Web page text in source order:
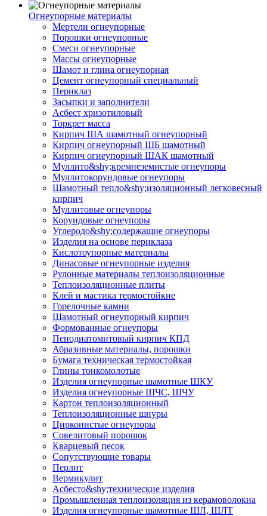
Огнеупорные материалы
Мертели огнеупорные
Порошки огнеупорные
Смеси огнеупорные
Массы огнеупорные
Шамот и глина огнеупорная
Цемент огнеупорный специальный
Периклаз
Засыпки и заполнители
Асбест хризотиловый
Торкрет масса
Кирпич ША шамотный огнеупорный
Кирпич огнеупорный ШБ шамотный
Кирпич огнеупорный ШАК шамотный
Муллито&shy;­кремнеземистые огнеупоры
Муллито­корундовые огнеупоры
Шамотный тепло&shy;изоляционный легковесный
кирпич
Муллитовые огнеупоры
Корундовые огнеупоры
Углеродо&shy;содержащие огнеупоры
Изделия на основе периклаза
Кислотоупорные материалы
Динасовые огнеупорные изделия
Рулонные материалы теплоизоляционные
Тепло­изоляционные плиты
Клей и мастика термостойкие
Горелочные камни
Шамотный огнеупорный кирпич
Формованные огнеупоры
Пенодиатомитовый кирпич КПД
Абразивные материалы, порошки
Бумага техническая термостойкая
Глины тонкомолотые
Изделия огнеупорные шамотные ШКУ
Изделия огнеупорные ШЧС, ШЧУ
Картон теплоизоляционный
Теплоизоляционные шнуры
Цирконистые огнеупоры
Совелитовый порошок
Кварцевый песок
Сопутствующие товары
Перлит
Вермикулит
Асбесто&shy;технические изделия
Промышленная теплоизоляция из керамоволокна
Изделия огнеупорные шамотные ШЛ, ШЛТ